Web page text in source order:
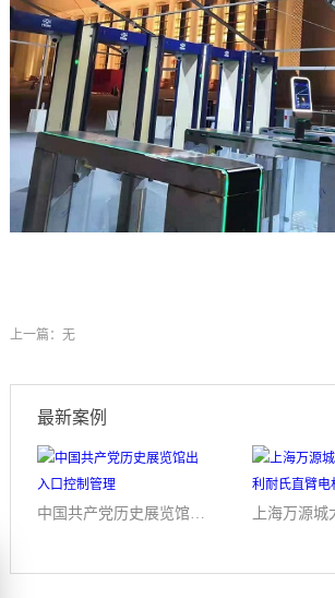
上一篇：无
最新案例
中国共产党历史展览馆出入口控制管理